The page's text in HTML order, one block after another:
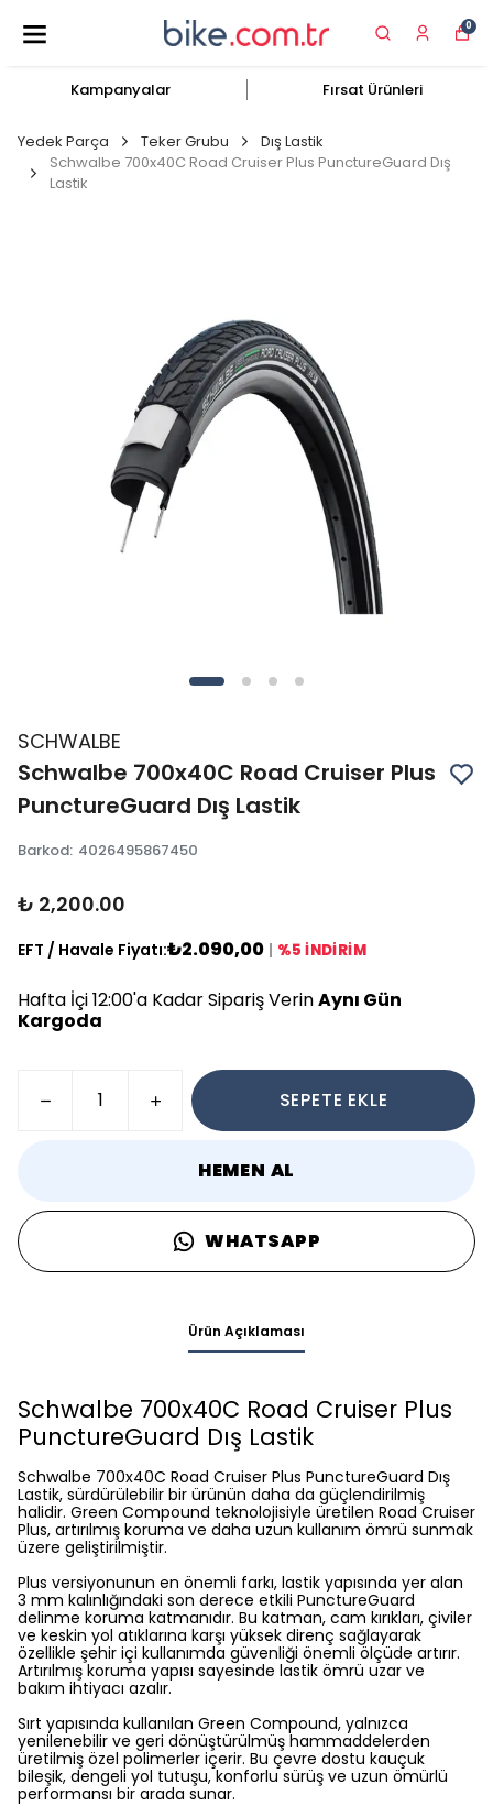
0
Kampanyalar Fırsat Ürünleri
Yedek Parça Teker Grubu
Dış Lastik
Schwalbe 700x40C Road Cruiser Plus PunctureGuard Dış
Lastik
SCHWALBE
Schwalbe 700x40C Road Cruiser Plus
PunctureGuard Dış Lastik
Barkod: 4026495867450
₺ 2,200.00
EFT / Havale Fiyatı:₺2.090,00 | %5 İNDİRİM
Hafta İçi 12:00'a Kadar Sipariş VerinAynı Gün
Kargoda
SEPETE EKLE
HEMEN AL
WHATSAPP
Ürün Açıklaması
Schwalbe 700x40C Road Cruiser Plus
PunctureGuard Dış Lastik
Schwalbe 700x40C Road Cruiser Plus PunctureGuard Dış
Lastik, sürdürülebilir bir ürünün daha da güçlendirilmiş
halidir. Green Compound teknolojisiyle üretilen Road Cruiser
Plus, artırılmış koruma ve daha uzun kullanım ömrü sunmak
üzere geliştirilmiştir.
Plus versiyonunun en önemli farkı, lastik yapısında yer alan
3 mm kalınlığındaki son derece etkili PunctureGuard
delinme koruma katmanıdır. Bu katman, cam kırıkları, çiviler
ve keskin yol atıklarına karşı yüksek direnç sağlayarak
özellikle şehir içi kullanımda güvenliği önemli ölçüde artırır.
Artırılmış koruma yapısı sayesinde lastik ömrü uzar ve
bakım ihtiyacı azalır.
Sırt yapısında kullanılan Green Compound, yalnızca
yenilenebilir ve geri dönüştürülmüş hammaddelerden
üretilmiş özel polimerler içerir. Bu çevre dostu kauçuk
bileşik, dengeli yol tutuşu, konforlu sürüş ve uzun ömürlü
performansı bir arada sunar.